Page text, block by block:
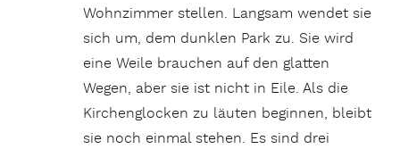
Wohnzimmer stellen. Langsam wendet sie
sich um, dem dunklen Park zu. Sie wird
eine Weile brauchen auf den glatten
Wegen, aber sie ist nicht in Eile. Als die
Kirchenglocken zu läuten beginnen, bleibt
sie noch einmal stehen. Es sind drei